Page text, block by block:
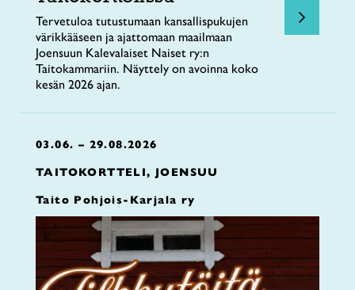
Tervetuloa tutustumaan kansallispukujen
värikkääseen ja ajattomaan maailmaan
Joensuun Kalevalaiset Naiset ry:n
Taitokammariin. Näyttely on avoinna koko
kesän 2026 ajan.
03.06. – 29.08.2026
TAITOKORTTELI, JOENSUU
Taito Pohjois-Karjala ry